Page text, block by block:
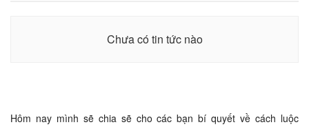
Chưa có tin tức nào
Hôm nay mình sẽ chia sẽ cho các bạn bí quyết về cách luộc